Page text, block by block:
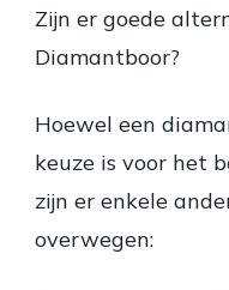
Zijn er goede
Diamantboor?
Hoewel een
keuze is voor het
zijn er enkele
overwegen: